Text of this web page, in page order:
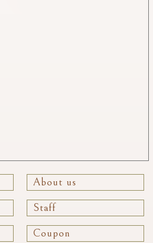
About us
Staff
Coupon